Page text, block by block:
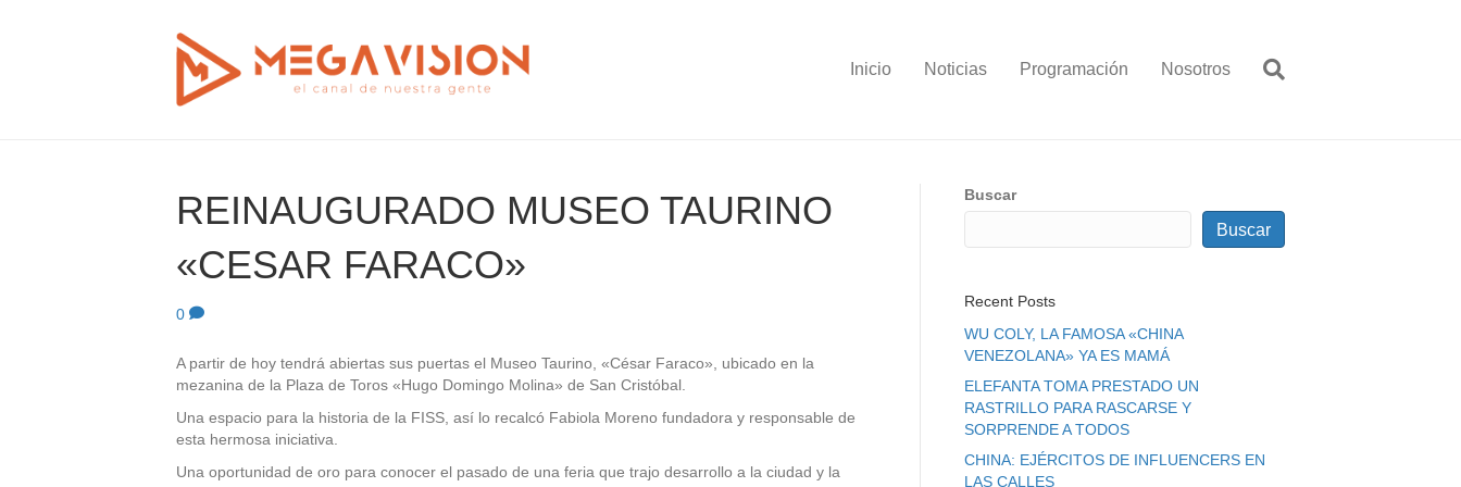
Inicio Noticias Programación Nosotros
REINAUGURADO MUSEO TAURINO
«CESAR FARACO»
0
A partir de hoy tendrá abiertas sus puertas el Museo Taurino, «César Faraco», ubicado en la
mezanina de la Plaza de Toros «Hugo Domingo Molina» de San Cristóbal.
Una espacio para la historia de la FISS, así lo recalcó Fabiola Moreno fundadora y responsable de
esta hermosa iniciativa.
Una oportunidad de oro para conocer el pasado de una feria que trajo desarrollo a la ciudad y la
Buscar
Buscar
Recent Posts
WU COLY, LA FAMOSA «CHINA
VENEZOLANA» YA ES MAMÁ
ELEFANTA TOMA PRESTADO UN
RASTRILLO PARA RASCARSE Y
SORPRENDE A TODOS
CHINA: EJÉRCITOS DE INFLUENCERS EN
LAS CALLES